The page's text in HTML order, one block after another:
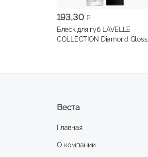
193,30 ₽
Блеск для губ LAVELLE
COLLECTION Diamond Gloss
Веста
Главная
О компании